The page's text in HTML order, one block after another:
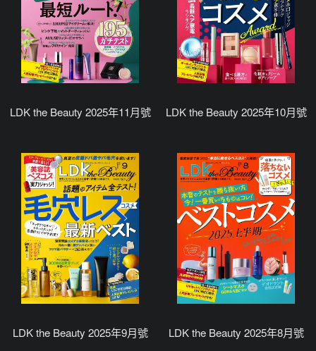
LDK the Beauty 2025年11月號 LDK the Beauty 2025年10月號
LDK the Beauty 2025年9月號 LDK the Beauty 2025年8月號